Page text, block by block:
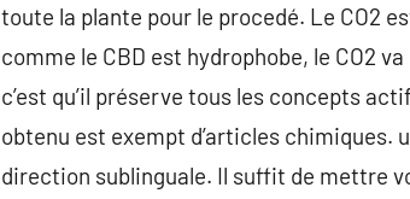
toute la plante pour le procedé. Le CO2
comme le CBD est hydrophobe, le CO2
c’est qu’il préserve tous les concepts
obtenu est exempt d’articles chimiques.
direction sublinguale. Il suffit de mettre